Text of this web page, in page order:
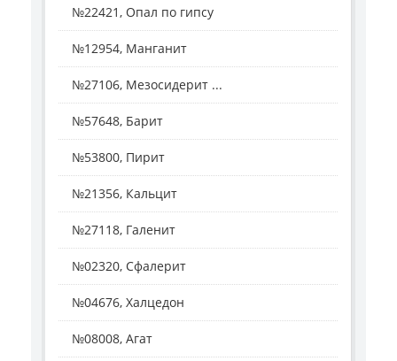
№22421, Опал по гипсу
№12954, Манганит
№27106, Мезосидерит ...
№57648, Барит
№53800, Пирит
№21356, Кальцит
№27118, Галенит
№02320, Сфалерит
№04676, Халцедон
№08008, Агат